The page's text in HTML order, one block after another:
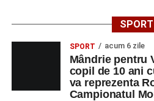
SPORT
SPORT acum 6 zile
Mândrie pentru
copil de 10 ani
va reprezenta
Campionatul